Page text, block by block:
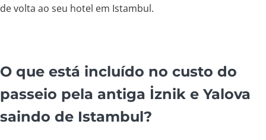
de volta ao seu hotel em Istambul.
O que está incluído no custo do
passeio pela antiga İznik e Yalova
saindo de Istambul?